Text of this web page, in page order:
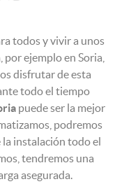
todos y vivir a unos
ejemplo en Soria,
disfrutar de esta
todo el tiempo
puede ser la mejor
podremos
instalación todo el
tendremos una
asegurada.